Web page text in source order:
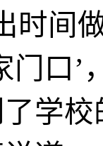
时间
门口
学